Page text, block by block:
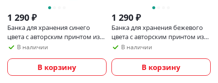
1 290 ₽
Банка для хранения синего
цвета с авторским принтом из
коллекции freak fruit, 275мл
В наличии
В корзину
1 290 ₽
Банка для хранения бежевого
цвета с авторским принтом из
коллекции freak fruit, 275мл
В наличии
В корзину